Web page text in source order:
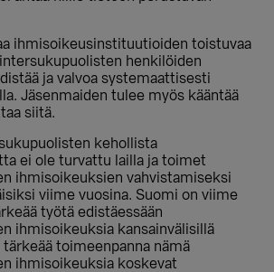
ihmisoikeusinstituutioiden toistuvaa
henkilöiden
ja valvoa systemaattisesti
Jäsenmaiden tulee myös kääntää
siitä.
kehollista
ei ole turvattu lailla ja toimet
ihmisoikeuksien vahvistamiseksi
viime vuosina. Suomi on viime
työtä edistäessään
ihmisoikeuksia kansainvälisillä
toimeenpanna nämä
ihmisoikeuksia koskevat